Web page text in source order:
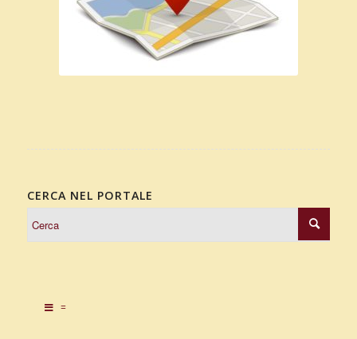
CERCA NEL PORTALE
=